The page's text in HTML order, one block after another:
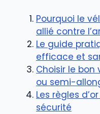
Pourquoi le
allié contre
Le guide
efficace et
Choisir le bon
ou semi-
Les règles
sécurité